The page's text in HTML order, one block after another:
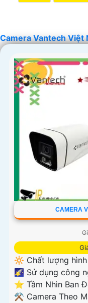
Camera Vantech Việt
CAMERA
🔆 Chất lượng
🌠 Sử dụng công
⭐ Tầm Nhìn Ban
⚒ Camera Theo